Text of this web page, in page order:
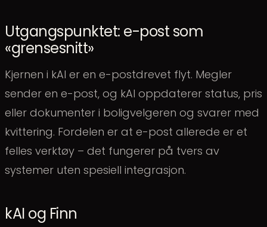
Utgangspunktet: e-post som
«grensesnitt»
Kjernen i kAI er en e-postdrevet flyt. Megler
sender en e-post, og kAI oppdaterer status, pris
eller dokumenter i boligvelgeren og svarer med
kvittering. Fordelen er at e-post allerede er et
felles verktøy – det fungerer på tvers av
systemer uten spesiell integrasjon.
kAI og Finn